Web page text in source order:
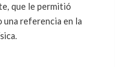
que le permitió
una referencia en la